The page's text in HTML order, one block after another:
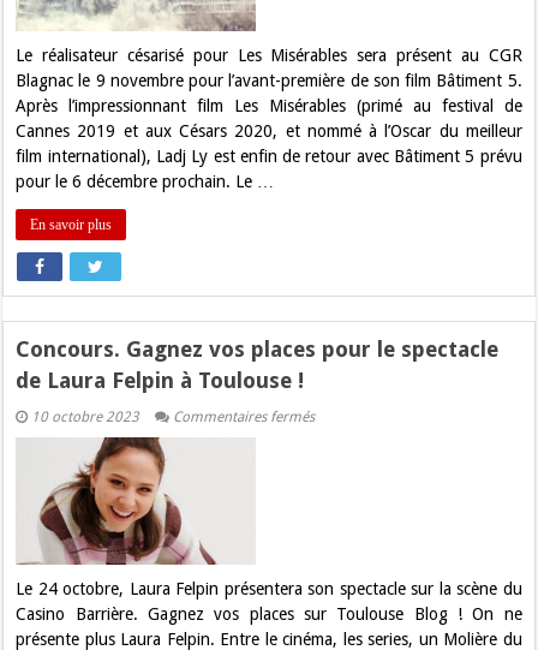
Blagnac
Le réalisateur césarisé pour Les Misérables sera présent au CGR
Blagnac le 9 novembre pour l’avant-première de son film Bâtiment 5.
Après l’impressionnant film Les Misérables (primé au festival de
Cannes 2019 et aux Césars 2020, et nommé à l’Oscar du meilleur
film international), Ladj Ly est enfin de retour avec Bâtiment 5 prévu
pour le 6 décembre prochain. Le …
En savoir plus
Concours. Gagnez vos places pour le spectacle
de Laura Felpin à Toulouse !
10 octobre 2023 Commentaires ferméssur
Felpin
à
Toulouse
!
Le 24 octobre, Laura Felpin présentera son spectacle sur la scène du
Casino Barrière. Gagnez vos places sur Toulouse Blog ! On ne
présente plus Laura Felpin. Entre le cinéma, les series, un Molière du